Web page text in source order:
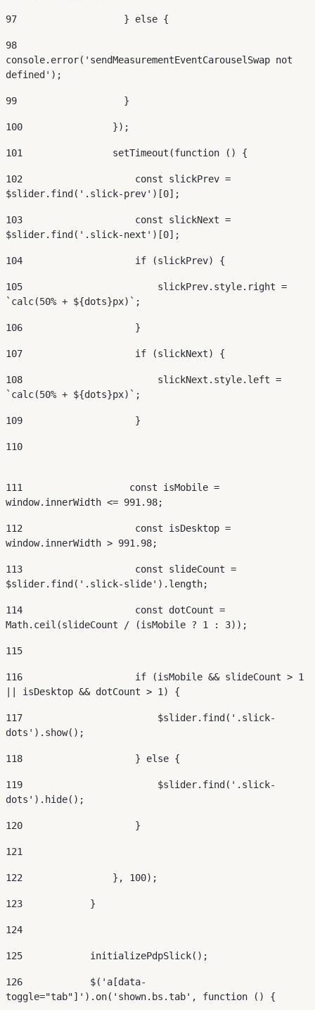
97
                   } else {
98
console.error('sendMeasurementEventCarouselSwap not
defined');
99
                   }
100
                });
101
                setTimeout(function () {
102
                    const slickPrev =
$slider.find('.slick-prev')[0];
103
                    const slickNext =
$slider.find('.slick-next')[0];
104
                    if (slickPrev) {
105
                        slickPrev.style.right =
`calc(50% + ${dots}px)`;
106
                    }
107
                    if (slickNext) {
108
                        slickNext.style.left =
`calc(50% + ${dots}px)`;
109
                    }
110
111
                   const isMobile =
window.innerWidth <= 991.98;
112
                    const isDesktop =
window.innerWidth > 991.98;
113
                    const slideCount =
$slider.find('.slick-slide').length;
114
                    const dotCount =
Math.ceil(slideCount / (isMobile ? 1 : 3));
115
116
                    if (isMobile && slideCount > 1
|| isDesktop && dotCount > 1) {
117
                        $slider.find('.slick-
dots').show();
118
                    } else {
119
                        $slider.find('.slick-
dots').hide();
120
                    }
121
122
                }, 100);
123
            }
124
125
            initializePdpSlick();
126
            $('a[data-
toggle="tab"]').on('shown.bs.tab', function () {